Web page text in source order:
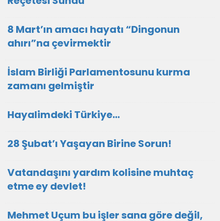
8 Mart’ın amacı hayatı “Dingonun
ahırı”na çevirmektir
İslam Birliği Parlamentosunu kurma
zamanı gelmiştir
Hayalimdeki Türkiye…
28 Şubat’ı Yaşayan Birine Sorun!
Vatandaşını yardım kolisine muhtaç
etme ey devlet!
Mehmet Uçum bu işler sana göre değil,